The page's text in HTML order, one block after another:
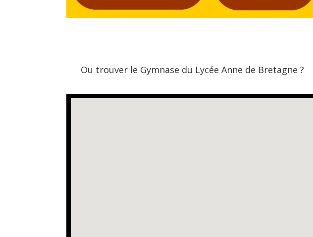
Ou trouver le Gymnase du Lycée Anne de Bretagne ?